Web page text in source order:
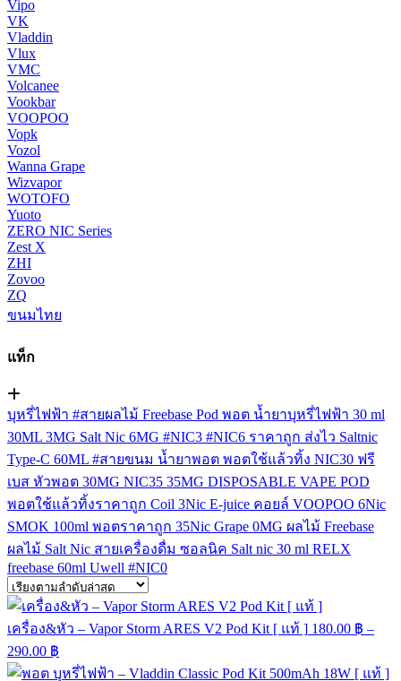
Vipo
VK
Vladdin
Vlux
VMC
Volcanee
Vookbar
VOOPOO
Vopk
Vozol
Wanna Grape
Wizvapor
WOTOFO
Yuoto
ZERO NIC Series
Zest X
ZHI
Zovoo
ZQ
ขนมไทย
แท็ก
บุหรี่ไฟฟ้า #สายผลไม้ Freebase Pod พอต น้ำยาบุหรี่ไฟฟ้า 30 ml
30ML 3MG Salt Nic 6MG #NIC3 #NIC6 ราคาถูก ส่งไว Saltnic
Type-C 60ML #สายขนม น้ำยาพอต พอตใช้แล้วทิ้ง NIC30 ฟรี
เบส หัวพอต 30MG NIC35 35MG DISPOSABLE VAPE POD
พอตใช้แล้วทิ้งราคาถูก Coil 3Nic E-juice คอยล์ VOOPOO 6Nic
SMOK 100ml พอตราคาถูก 35Nic Grape 0MG ผลไม้ Freebase
ผลไม้ Salt Nic สายเครื่องดื่ม ซอลนิค Salt nic 30 ml RELX
freebase 60ml Uwell #NIC0
เครื่อง&หัว – Vapor Storm ARES V2 Pod Kit [ แท้ ] 180.00 ฿ –
290.00 ฿